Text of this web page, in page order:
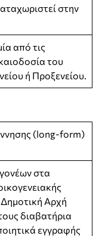
στην
από τις
του
ή Προξενείου.
(long-form)
στα
Αρχή
διαβατήρια
εγγραφής